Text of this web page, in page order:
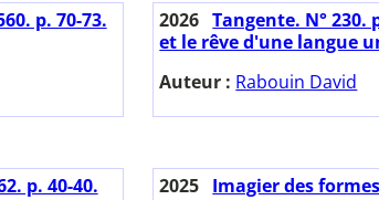
p. 70-73.
2026 Tangente. N° 230.
et le rêve d'une langue
Auteur : Rabouin David
p. 40-40.
2025 Imagier des